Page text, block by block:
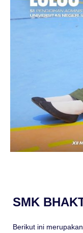
SMK
Berikut ini